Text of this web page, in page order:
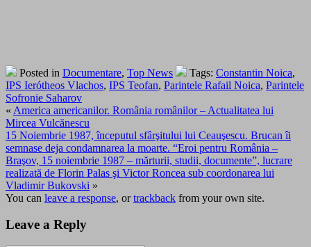
Posted in Documentare, Top News Tags: Constantin Noica,
IPS Ierótheos Vlachos, IPS Teofan, Parintele Rafail Noica, Parintele
Sofronie Saharov
« America americanilor. România românilor – Actualitatea lui
Mircea Vulcănescu
15 Noiembrie 1987, începutul sfârşitului lui Ceauşescu. Brucan îi
semnase deja condamnarea la moarte. “Eroi pentru România –
Braşov, 15 noiembrie 1987 – mărturii, studii, documente”, lucrare
realizată de Florin Palas şi Victor Roncea sub coordonarea lui
Vladimir Bukovski »
You can leave a response, ortrackback from your own site.
Leave a Reply